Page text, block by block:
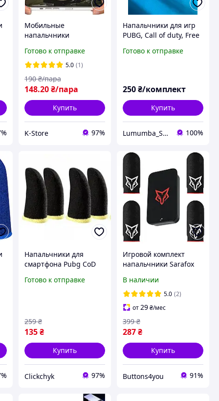
Мобильные
напальчники
mobile 1 пара
Готово к отправке
5.0 (1)
148.20 ₴/пара
190 ₴/пара
Купить
K-Store 97%
Напальчники для игр
PUBG, Call of duty, Free
(1 пара) и кейс для
Готово к отправке
250₴/комплект
Купить
Lumumba_SHOP 100%
Напальчники для
смартфона Pubg CoD
Готово к отправке
135 ₴
259 ₴
Купить
Clickchyk 97%
Игровой комплект
напальчники Sarafox
( 4 шт. ) та бокс для
хранения
В наличии
5.0 (2)
от29₴/мес
287₴
399 ₴
Купить
Buttons4you 91%